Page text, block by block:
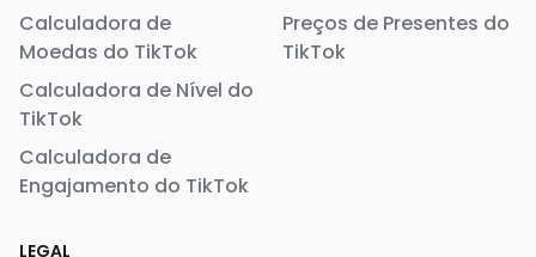
Calculadora de
Moedas do TikTok
Calculadora de Nível do
TikTok
Calculadora de
Engajamento do TikTok
Preços de Presentes do
TikTok
LEGAL